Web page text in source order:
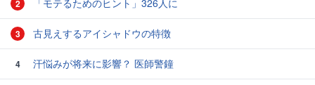
2
3 古見えするアイシャドウの特徴
4 汗悩みが将来に影響？ 医師警鐘